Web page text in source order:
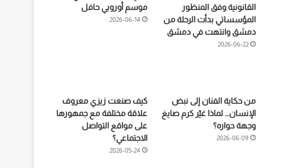
القانونية وفق المنظور
المؤسساتي بدأت الرحلة من
دمشق وانتهت في دمشق
2026-06-22
موسم أوروبي حافل
2026-06-14
من حكاية الفنان إلى نبض
الإنسان… لماذا غيّر كرم صايغ
وجهة حواره؟
2026-06-09
كيف صنعت زيزي معروف
علاقة مختلفة مع جمهورها
على مواقع التواصل
الاجتماعي؟
2026-05-24